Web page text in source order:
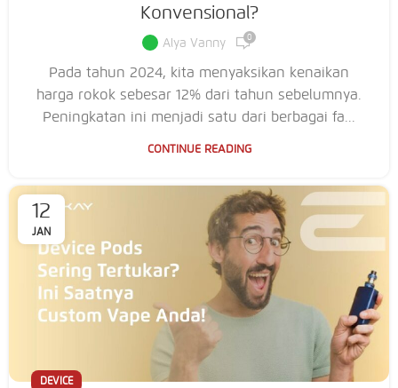
Konvensional?
Alya Vanny 0
Pada tahun 2024, kita menyaksikan kenaikan
harga rokok sebesar 12% dari tahun sebelumnya.
Peningkatan ini menjadi satu dari berbagai fa...
CONTINUE READING
12
JAN
DEVICE